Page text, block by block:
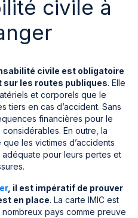
civile à
civile est obligatoire
les routes publiques. Elle
et corporels que le
tiers en cas d’accident. Sans
financières pour le
En outre, la
les victimes d’accidents
pour leurs pertes et
, il est impératif de prouver
en place. La carte IMIC est
pays comme preuve